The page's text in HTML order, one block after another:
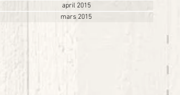
april 2015
mars 2015